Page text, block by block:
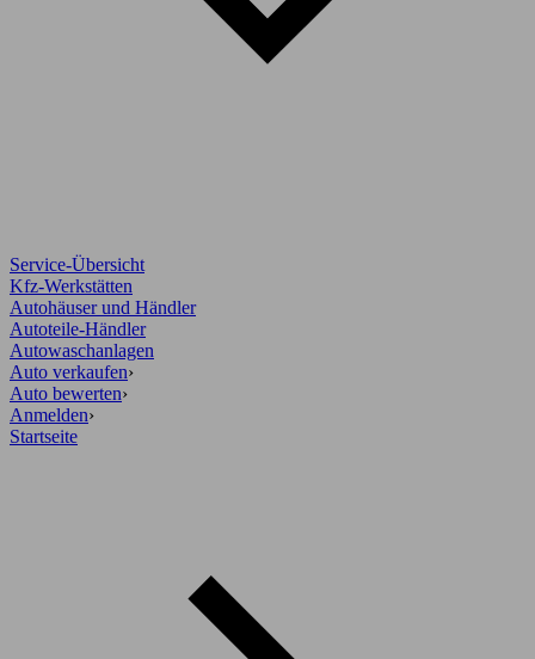
Service-Übersicht
Kfz-Werkstätten
Autohäuser und Händler
Autoteile-Händler
Autowaschanlagen
Auto verkaufen›
Auto bewerten›
Anmelden›
Startseite